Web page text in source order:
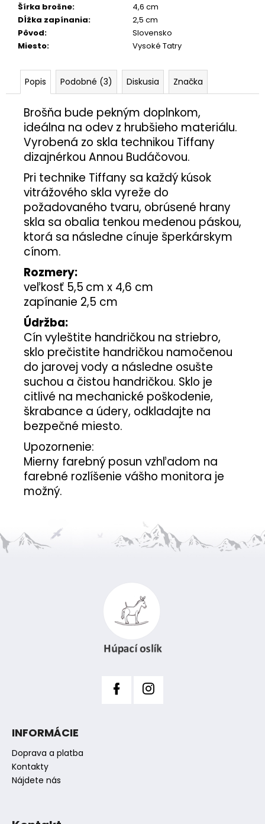
Šírka brošne:
4,6 cm
Dĺžka zapínania:
2,5 cm
Pôvod:
Slovensko
Miesto: Vysoké Tatry
Popis Podobné (3) Diskusia Značka
Brošňa bude pekným doplnkom,
ideálna na odev z hrubšieho materiálu.
Vyrobená zo skla technikou Tiffany
dizajnérkou Annou Budáčovou.
Pri technike Tiffany sa každý kúsok
vitrážového skla vyreže do
požadovaného tvaru, obrúsené hrany
skla sa obalia tenkou medenou páskou,
ktorá sa následne cínuje šperkárskym
cínom.
Rozmery:
veľkosť 5,5 cm x 4,6 cm
zapínanie 2,5 cm
Údržba:
Cín vyleštite handričkou na striebro,
sklo prečistite handričkou namočenou
do jarovej vody a následne osušte
suchou a čistou handričkou. Sklo je
citlivé na mechanické poškodenie,
škrabance a údery, odkladajte na
bezpečné miesto.
Upozornenie:
Mierny farebný posun vzhľadom na
farebné rozlíšenie vášho monitora je
možný.
INFORMÁCIE
Doprava a platba
Kontakty
Nájdete nás